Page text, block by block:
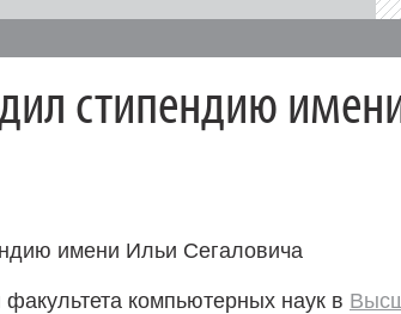
стипендию
компьютерных наук в